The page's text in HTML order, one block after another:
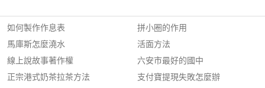
如何製作作息表
馬庫斯怎麼澆水
線上說故事著作權
正宗港式奶茶拉茶方法
拼小圈的作用
活面方法
六安市最好的國中
支付寶提現失敗怎麼辦